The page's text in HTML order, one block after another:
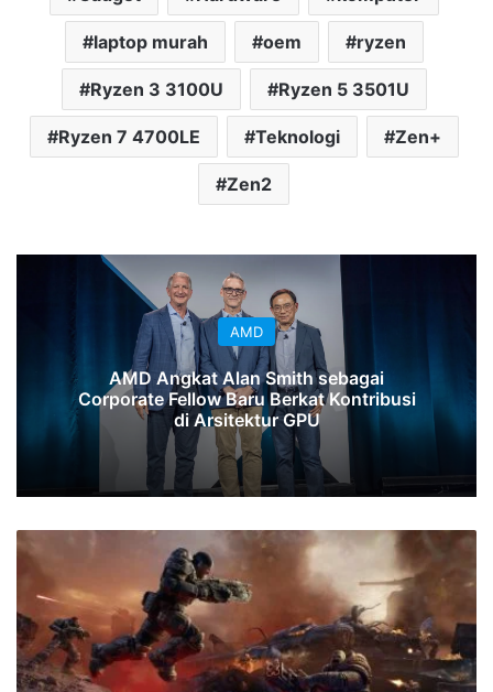
laptop murah oem ryzen
Ryzen 3 3100U Ryzen 5 3501U
Ryzen 7 4700LE Teknologi Zen+
Zen2
AMD
AMD Angkat Alan Smith sebagai
Corporate Fellow Baru Berkat Kontribusi
di Arsitektur GPU
Spesifikasi
of
War:
E-
Day